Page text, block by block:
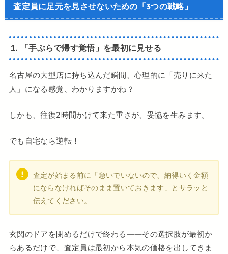
査定員に足元を見させないための「3つの戦略」
1. 「手ぶらで帰す覚悟」を最初に見せる
名古屋の大型店に持ち込んだ瞬間、心理的に「売りに来た
人」になる感覚、わかりますかね？
しかも、往復2時間かけて来た重さが、妥協を生みます。
でも自宅なら逆転！
査定が始まる前に「急いでいないので、納得いく金額
にならなければそのまま置いておきます」とサラッと
伝えてください。
玄関のドアを閉めるだけで終わる——その選択肢が最初か
らあるだけで、査定員は最初から本気の価格を出してきま